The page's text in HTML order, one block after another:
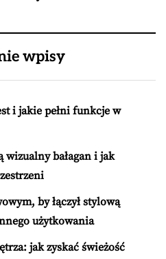
wpisy
i jakie pełni funkcje w
bałagan i jak
by łączył stylową
użytkowania
jak zyskać świeżość